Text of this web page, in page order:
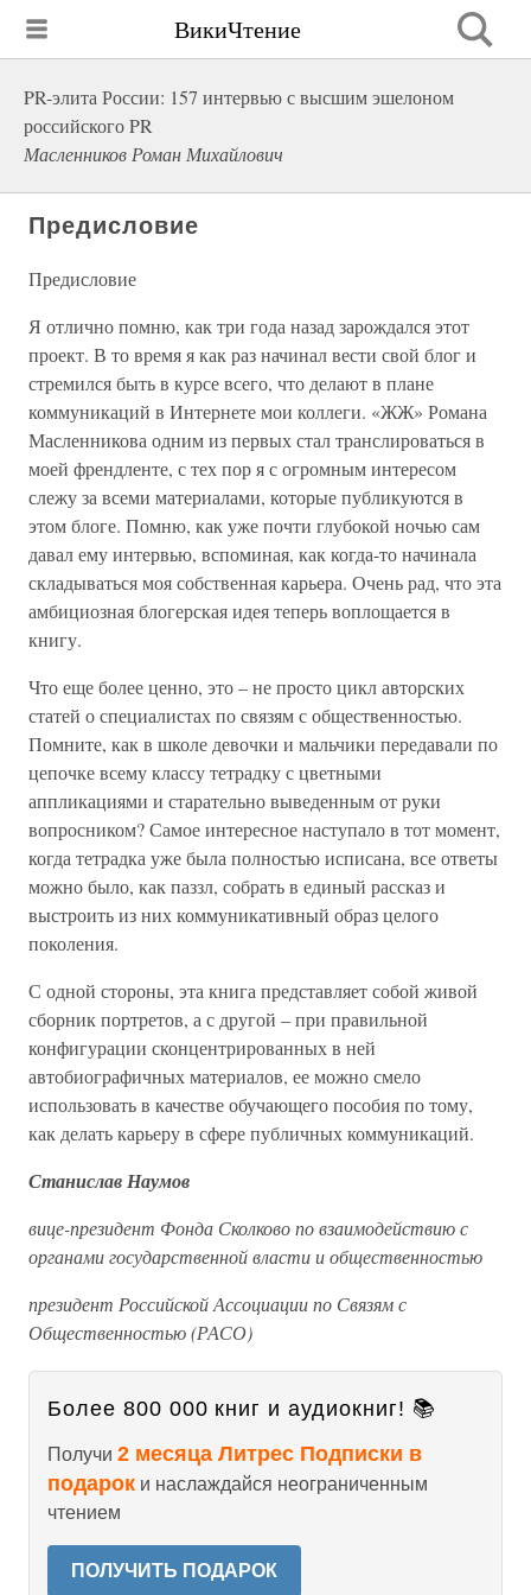
ВикиЧтение
PR-элита России: 157 интервью с высшим эшелоном
российского PR
Масленников Роман Михайлович
Предисловие
Предисловие
Я отлично помню, как три года назад зарождался этот
проект. В то время я как раз начинал вести свой блог и
стремился быть в курсе всего, что делают в плане
коммуникаций в Интернете мои коллеги. «ЖЖ» Романа
Масленникова одним из первых стал транслироваться в
моей френдленте, с тех пор я с огромным интересом
слежу за всеми материалами, которые публикуются в
этом блоге. Помню, как уже почти глубокой ночью сам
давал ему интервью, вспоминая, как когда-то начинала
складываться моя собственная карьера. Очень рад, что эта
амбициозная блогерская идея теперь воплощается в
книгу.
Что еще более ценно, это – не просто цикл авторских
статей о специалистах по связям с общественностью.
Помните, как в школе девочки и мальчики передавали по
цепочке всему классу тетрадку с цветными
аппликациями и старательно выведенным от руки
вопросником? Самое интересное наступало в тот момент,
когда тетрадка уже была полностью исписана, все ответы
можно было, как паззл, собрать в единый рассказ и
выстроить из них коммуникативный образ целого
поколения.
С одной стороны, эта книга представляет собой живой
сборник портретов, а с другой – при правильной
конфигурации сконцентрированных в ней
автобиографичных материалов, ее можно смело
использовать в качестве обучающего пособия по тому,
как делать карьеру в сфере публичных коммуникаций.
Станислав Наумов
вице-президент Фонда Сколково по взаимодействию с
органами государственной власти и общественностью
президент Российской Ассоциации по Связям с
Общественностью (РАСО)
Более 800 000 книг и аудиокниг! 📚
Получи 2 месяца Литрес Подписки в
подарок и наслаждайся неограниченным
чтением
ПОЛУЧИТЬ ПОДАРОК